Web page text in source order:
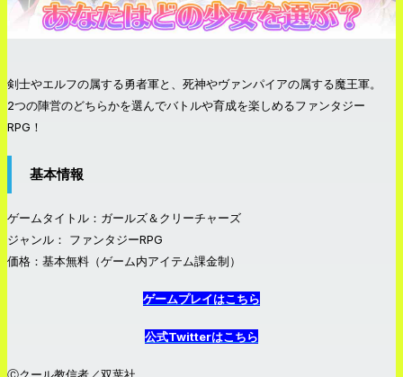
剣士やエルフの属する勇者軍と、死神やヴァンパイアの属する魔王軍。
2つの陣営のどちらかを選んでバトルや育成を楽しめるファンタジー
RPG！
基本情報
ゲームタイトル：ガールズ＆クリーチャーズ
ジャンル： ファンタジーRPG
価格：基本無料（ゲーム内アイテム課金制）
ゲームプレイはこちら
公式Twitterはこちら